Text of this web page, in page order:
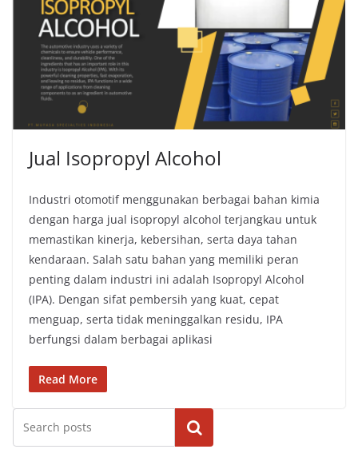
Jual Isopropyl Alcohol
Industri otomotif menggunakan berbagai bahan kimia
dengan harga jual isopropyl alcohol terjangkau untuk
memastikan kinerja, kebersihan, serta daya tahan
kendaraan. Salah satu bahan yang memiliki peran
penting dalam industri ini adalah Isopropyl Alcohol
(IPA). Dengan sifat pembersih yang kuat, cepat
menguap, serta tidak meninggalkan residu, IPA
berfungsi dalam berbagai aplikasi
Read More
Cari